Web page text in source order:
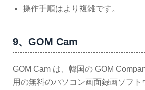
操作手順はより複雑です。
9、GOM Cam
GOM Cam は、韓国の GOM
用の無料のパソコン画面録画ソフト